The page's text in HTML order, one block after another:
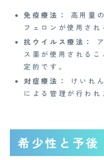
免疫療法：
高用量
フェロンが使用され
抗ウイルス療法：
ス薬が使用される
定的です。
対症療法：
けいれ
による管理が行われ
希少性と予後